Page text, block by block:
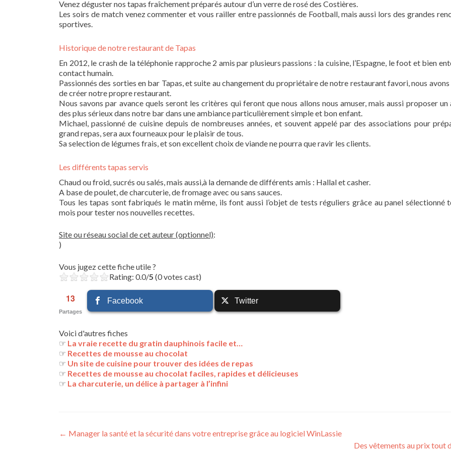
Venez déguster nos tapas fraîchement préparés autour d’un verre de rosé des Costières.
Les soirs de match venez commenter et vous railler entre passionnés de Football, mais aussi lors des grandes
sportives.
Historique de notre restaurant de Tapas
En 2012, le crash de la téléphonie rapproche 2 amis par plusieurs passions : la cuisine, l’Espagne, le foot et bien
contact humain.
Passionnés des sorties en bar Tapas, et suite au changement du propriétaire de notre restaurant favori, nous
de créer notre propre restaurant.
Nous savons par avance quels seront les critères qui feront que nous allons nous amuser, mais aussi proposer un
des plus sérieux dans notre bar dans une ambiance particulièrement simple et bon enfant.
Michael, passionné de cuisine depuis de nombreuses années, et souvent appelé par des associations pour
grand repas, sera aux fourneaux pour le plaisir de tous.
Sa selection de légumes frais, et son excellent choix de viande ne pourra que ravir les clients.
Les différents tapas servis
Chaud ou froid, sucrés ou salés, mais aussi,à la demande de différents amis : Hallal et casher.
A base de poulet, de charcuterie, de fromage avec ou sans sauces.
Tous les tapas sont fabriqués le matin même, ils font aussi l’objet de tests réguliers grâce au panel sélectionné
mois pour tester nos nouvelles recettes.
Site ou réseau social de cet auteur (optionnel):
)
Vous jugez cette fiche utile ?
Rating: 0.0/5 (0 votes cast)
13
Partages
Facebook Twitter
Voici d'autres fiches
☞ La vraie recette du gratin dauphinois facile et…
☞ Recettes de mousse au chocolat
☞ Un site de cuisine pour trouver des idées de repas
☞ Recettes de mousse au chocolat faciles, rapides et délicieuses
☞ La charcuterie, un délice à partager à l’infini
Navigation
← Manager la santé et la sécurité dans votre entreprise grâce au logiciel WinLassie
Des vêtements au prix tout